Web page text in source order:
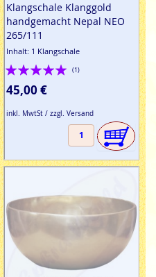
Klangschale Klanggold
handgemacht Nepal NEO
265/111
Inhalt: 1 Klangschale
Bewertung:
100%
(1)
45,00 €
inkl. MwtSt / zzgl. Versand